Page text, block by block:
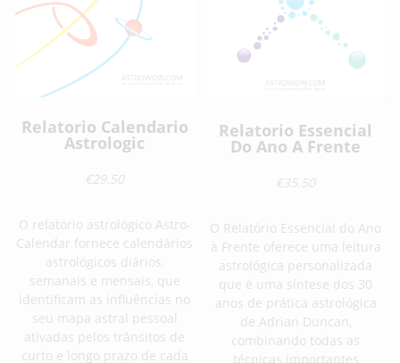
Relatorio Calendario
Astrologic
€29.50
O relatório astrológico Astro-
Calendar fornece calendários
astrológicos diários,
semanais e mensais, que
identificam as influências no
seu mapa astral pessoal
ativadas pelos trânsitos de
curto e longo prazo de cada
Relatorio Essencial
Do Ano A Frente
€35.50
O Relatório Essencial do Ano
à Frente oferece uma leitura
astrológica personalizada
que é uma síntese dos 30
anos de prática astrológica
de Adrian Duncan,
combinando todas as
técnicas importantes